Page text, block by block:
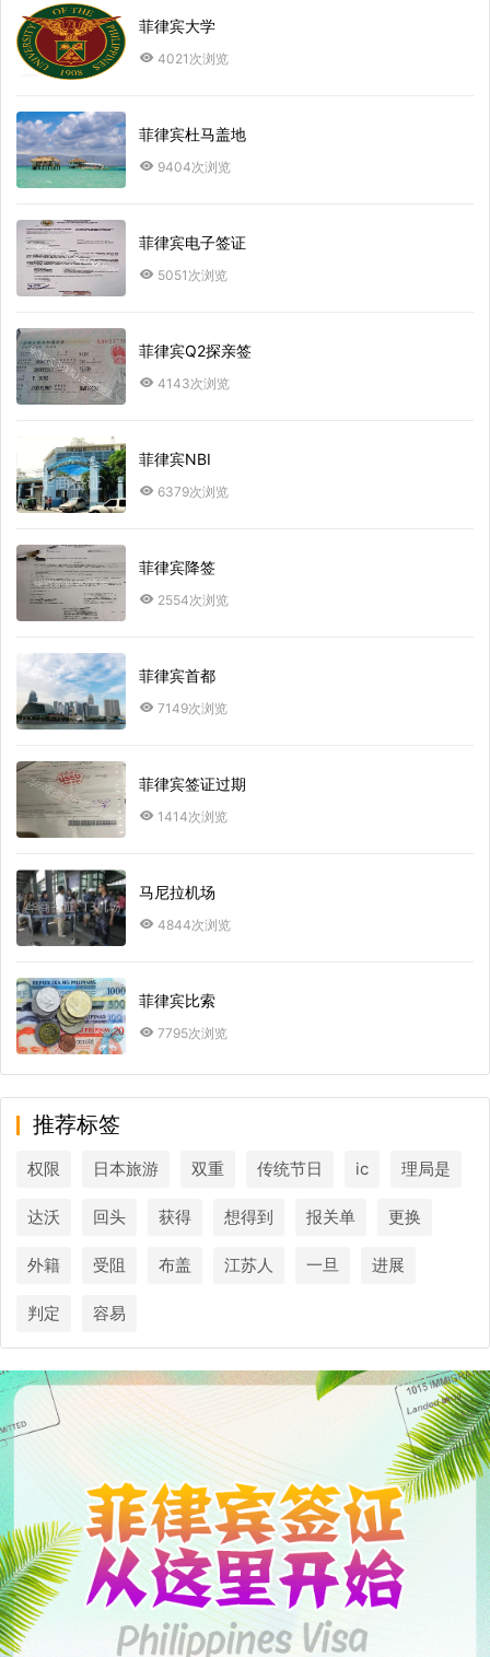
菲律宾大学
4021次浏览
菲律宾杜马盖地
9404次浏览
菲律宾电子签证
5051次浏览
菲律宾Q2探亲签
4143次浏览
菲律宾NBI
6379次浏览
菲律宾降签
2554次浏览
菲律宾首都
7149次浏览
菲律宾签证过期
1414次浏览
马尼拉机场
4844次浏览
菲律宾比索
7795次浏览
推荐标签
权限 日本旅游 双重 传统节日 ic 理局是
达沃 回头 获得 想得到 报关单 更换
外籍 受阻 布盖 江苏人 一旦 进展
判定 容易